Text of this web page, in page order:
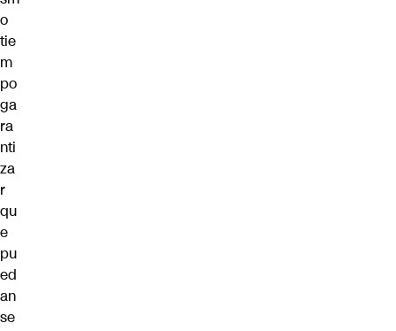
o
tie
m
po
ga
ra
nti
za
r
qu
e
pu
ed
an
se